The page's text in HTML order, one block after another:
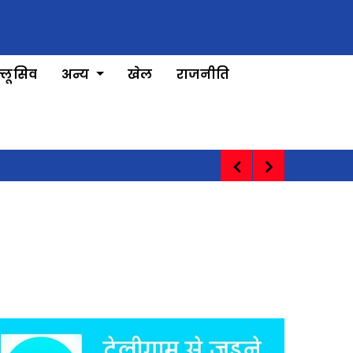
अन्य खेल राजनीति